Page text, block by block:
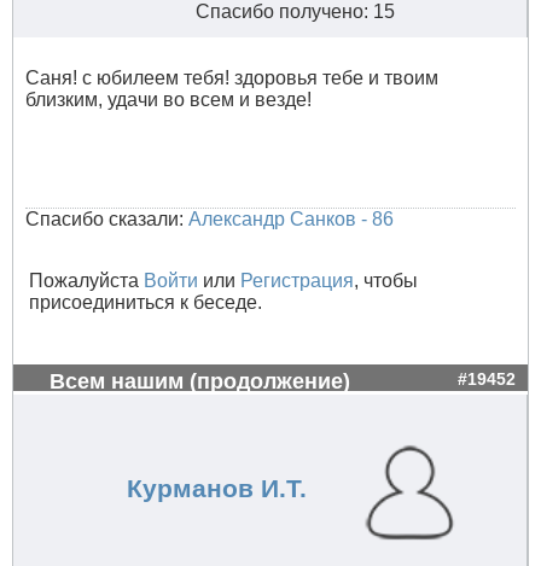
Спасибо получено: 15
Саня! с юбилеем тебя! здоровья тебе и твоим
близким, удачи во всем и везде!
Спасибо сказали: Александр Санков - 86
Пожалуйста Войти или Регистрация, чтобы
присоединиться к беседе.
Всем нашим (продолжение) #19452
Курманов И.Т.